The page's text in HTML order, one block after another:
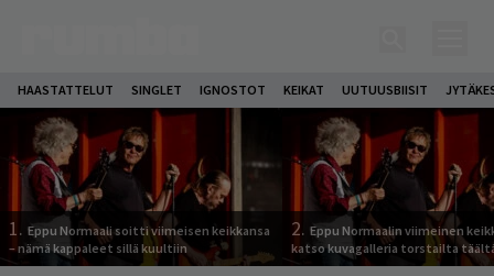
HAASTATTELUT SINGLET IGNOSTOT KEIKAT UUTUUSBIISIT
1. Eppu Normaali soitti viimeisen keikkansa
– nämä kappaleet sillä kuultiin
2. Eppu Normaalin viimeinen
katso kuvagalleria torstailta